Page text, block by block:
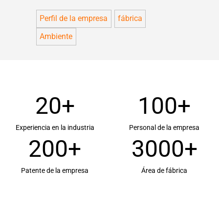
Perfil de la empresa
fábrica
Ambiente
20+
Experiencia en la industria
100+
Personal de la empresa
200+
Patente de la empresa
3000+
Área de fábrica